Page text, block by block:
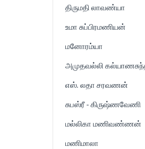
திருமதி லாவண்யா
உமா சுப்பிரமணியன்
மனோரம்யா
அமுதவல்லி
எஸ். லதா சரவணன்
சுபஸ்ரீ - கிருஷ்ணவேணி
மல்லிகா மணிவண்ணன்
மணிமாலா